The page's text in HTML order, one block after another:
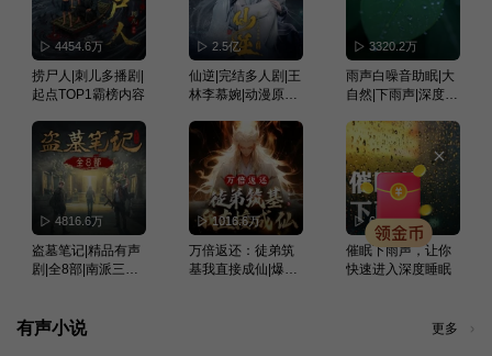
4454.6万
捞尸人|刺儿多播剧|
起点TOP1霸榜内容
2.5亿
仙逆|完结多人剧|王
林李慕婉|动漫原著|
｜大神作品
3320.2万
雨声白噪音助眠|大
自然|下雨声|深度睡
4816.6万
盗墓笔记|精品有声
剧|全8部|南派三叔|
1016.6万
万倍返还：徒弟筑
基我直接成仙|爆笑
6442.5万
催眠下雨声，让你
快速进入深度睡眠
有声小说 更多